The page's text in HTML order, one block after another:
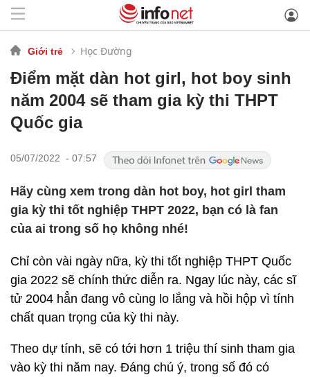
Giới trẻ Học Đường
Điểm mặt dàn hot girl, hot boy sinh
năm 2004 sẽ tham gia kỳ thi THPT
Quốc gia
05/07/2022 - 07:57
Hãy cùng xem trong dàn hot boy, hot girl tham
gia kỳ thi tốt nghiệp THPT 2022, bạn có là fan
của ai trong số họ không nhé!
Chỉ còn vài ngày nữa, kỳ thi tốt nghiệp THPT Quốc
gia 2022 sẽ chính thức diễn ra. Ngay lúc này, các sĩ
tử 2004 hẳn đang vô cùng lo lắng và hồi hộp vì tính
chất quan trọng của kỳ thi này.
Theo dự tính, sẽ có tới hơn 1 triệu thí sinh tham gia
vào kỳ thi năm nay. Đáng chú ý, trong số đó có